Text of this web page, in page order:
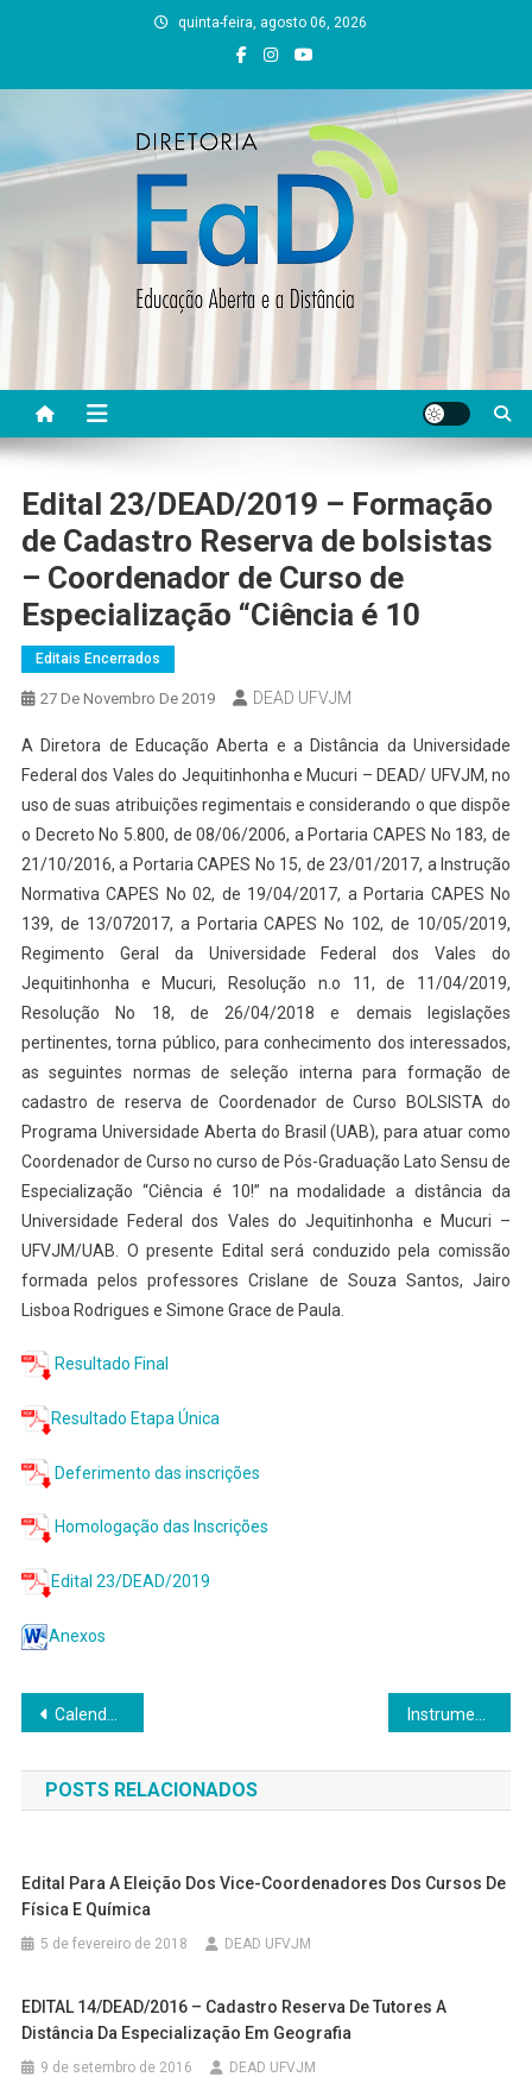
quinta-feira, agosto 06, 2026
DEAD UFVJM
Edital 23/DEAD/2019 – Formação
de Cadastro Reserva de bolsistas
– Coordenador de Curso de
Especialização “Ciência é 10
Editais Encerrados
27 De Novembro De 2019 DEAD UFVJM
A Diretora de Educação Aberta e a Distância da Universidade
Federal dos Vales do Jequitinhonha e Mucuri – DEAD/ UFVJM, no
uso de suas atribuições regimentais e considerando o que dispõe
o Decreto No 5.800, de 08/06/2006, a Portaria CAPES No 183, de
21/10/2016, a Portaria CAPES No 15, de 23/01/2017, a Instrução
Normativa CAPES No 02, de 19/04/2017, a Portaria CAPES No
139, de 13/072017, a Portaria CAPES No 102, de 10/05/2019,
Regimento Geral da Universidade Federal dos Vales do
Jequitinhonha e Mucuri, Resolução n.o 11, de 11/04/2019,
Resolução No 18, de 26/04/2018 e demais legislações
pertinentes, torna público, para conhecimento dos interessados,
as seguintes normas de seleção interna para formação de
cadastro de reserva de Coordenador de Curso BOLSISTA do
Programa Universidade Aberta do Brasil (UAB), para atuar como
Coordenador de Curso no curso de Pós-Graduação Lato Sensu de
Especialização “Ciência é 10!” na modalidade a distância da
Universidade Federal dos Vales do Jequitinhonha e Mucuri –
UFVJM/UAB. O presente Edital será conduzido pela comissão
formada pelos professores Crislane de Souza Santos, Jairo
Lisboa Rodrigues e Simone Grace de Paula.
Resultado Final
Resultado Etapa Única
Deferimento das inscrições
Homologação das Inscrições
Edital 23/DEAD/2019
Anexos
Navegação
de
Post
Calendário Acadêmico – 2020 – Após o retorno da suspensão.
POSTS RELACIONADOS
Edital Para A Eleição Dos Vice-Coordenadores Dos Cursos De
Física E Química
5 de fevereiro de 2018 DEAD UFVJM
EDITAL 14/DEAD/2016 – Cadastro Reserva De Tutores A
Distância Da Especialização Em Geografia
9 de setembro de 2016 DEAD UFVJM